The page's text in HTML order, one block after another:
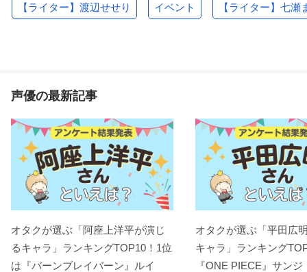
【ライター】渡辺せせり イベント 【ライター】七瀬
声優の最新記事
オタクが選ぶ「阿座上洋平が演じ
るキャラ」ランキングTOP10！1位
は『バーンブレイバーン』ルイ
オタクが選ぶ「平田広
キャラ」ランキング
『ONE PIECE』サンジ